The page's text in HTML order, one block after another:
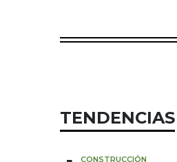
TENDENCIAS
CONSTRUCCIÓN